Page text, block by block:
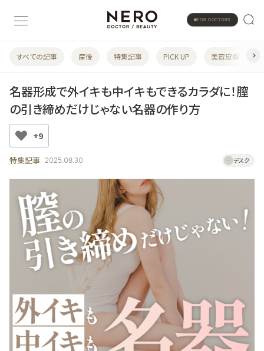
FOR DOCTORS
すべての記事 産後 特集記事 PICK UP 美容皮膚科
名器形成で外イキも中イキもできるカラダに！膣
の引き締めだけじゃない名器の作り方
+9
特集記事 2025.08.30 デスク